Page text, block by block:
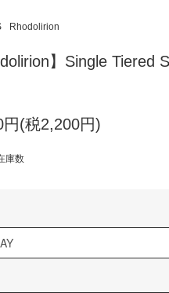
Rhodolirion
】Single Tiered
円(税2,200円)
庫数